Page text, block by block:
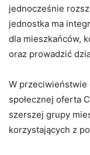
jednocześnie
jednostka ma
dla mieszkańców,
oraz prowadzić
W przeciwieństwie
społecznej oferta
szerszej grupy
korzystających z